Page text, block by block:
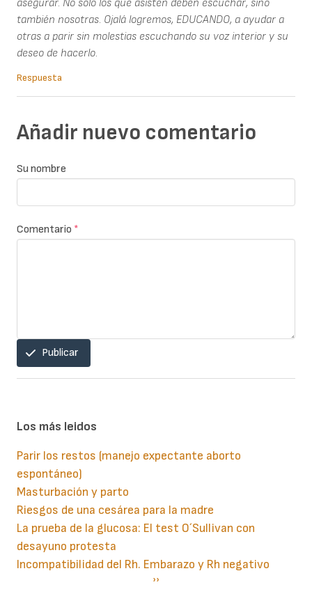
asegurar. No sólo los que asisten deben escuchar, sino
también nosotras. Ojalá logremos, EDUCANDO, a ayudar a
otras a parir sin molestias escuchando su voz interior y su
deseo de hacerlo.
Respuesta
Añadir nuevo comentario
Su nombre
Comentario *
Publicar
Los más leidos
Parir los restos (manejo expectante aborto
espontáneo)
Masturbación y parto
Riesgos de una cesárea para la madre
La prueba de la glucosa: El test O´Sullivan con
desayuno protesta
Incompatibilidad del Rh. Embarazo y Rh negativo
Siguiente
››